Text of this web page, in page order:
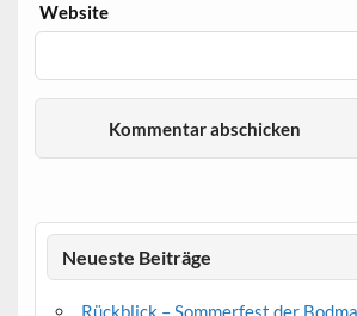
Website
Neueste Beiträge